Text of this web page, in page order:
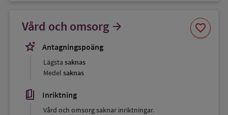
Vård och omsorg arrow_forward
stars_2
Antagningspoäng
Lägsta saknas
Medel saknas
book_5 Inriktning
Vård och omsorg saknar inriktningar.
favorite
Spara
som